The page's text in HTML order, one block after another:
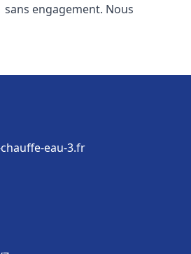
sans engagement. Nous
eau-3.fr